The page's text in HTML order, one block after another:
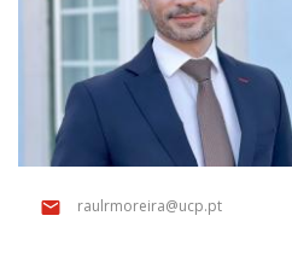
raulrmoreira@ucp.pt